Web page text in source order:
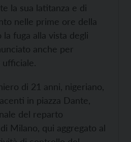
la sua latitanza e di
nelle prime ore della
fuga alla vista degli
anche per
ufficiale.
di 21 anni, nigeriano,
in piazza Dante,
del reparto
Milano, qui aggregato al